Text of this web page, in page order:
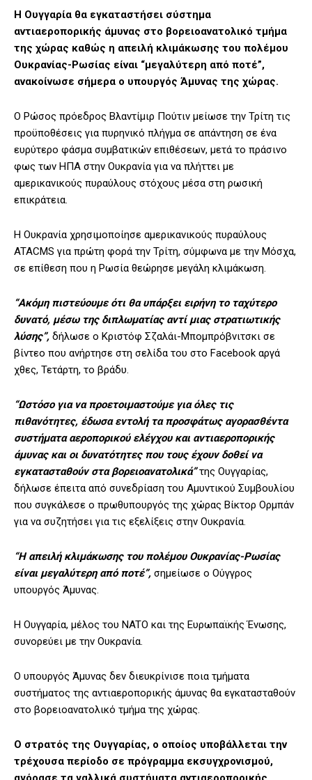
Η Ουγγαρία θα εγκαταστήσει σύστημα
αντιαεροπορικής άμυνας στο βορειοανατολικό τμήμα
της χώρας καθώς η απειλή κλιμάκωσης του πολέμου
Ουκρανίας-Ρωσίας είναι “μεγαλύτερη από ποτέ”,
ανακοίνωσε σήμερα ο υπουργός Άμυνας της χώρας.
Ο Ρώσος πρόεδρος Βλαντίμιρ Πούτιν μείωσε την Τρίτη τις
προϋποθέσεις για πυρηνικό πλήγμα σε απάντηση σε ένα
ευρύτερο φάσμα συμβατικών επιθέσεων, μετά το πράσινο
φως των ΗΠΑ στην Ουκρανία για να πλήττει με
αμερικανικούς πυραύλους στόχους μέσα στη ρωσική
επικράτεια.
Η Ουκρανία χρησιμοποίησε αμερικανικούς πυραύλους
ATACMS για πρώτη φορά την Τρίτη, σύμφωνα με την Μόσχα,
σε επίθεση που η Ρωσία θεώρησε μεγάλη κλιμάκωση.
“Ακόμη πιστεύουμε ότι θα υπάρξει ειρήνη το ταχύτερο
δυνατό, μέσω της διπλωματίας αντί μιας στρατιωτικής
λύσης”, δήλωσε ο Κριστόφ Σζαλάι-Μπομπρόβνιτσκι σε
βίντεο που ανήρτησε στη σελίδα του στο Facebook αργά
χθες, Τετάρτη, το βράδυ.
“Ωστόσο για να προετοιμαστούμε για όλες τις
πιθανότητες, έδωσα εντολή τα προσφάτως αγορασθέντα
συστήματα αεροπορικού ελέγχου και αντιαεροπορικής
άμυνας και οι δυνατότητες που τους έχουν δοθεί να
εγκατασταθούν στα βορειοανατολικά”της Ουγγαρίας,
δήλωσε έπειτα από συνεδρίαση του Αμυντικού Συμβουλίου
που συγκάλεσε ο πρωθυπουργός της χώρας Βίκτορ Ορμπάν
για να συζητήσει για τις εξελίξεις στην Ουκρανία.
“Η απειλή κλιμάκωσης του πολέμου Ουκρανίας-Ρωσίας
είναι μεγαλύτερη από ποτέ”, σημείωσε ο Ούγγρος
υπουργός Άμυνας.
Η Ουγγαρία, μέλος του NATO και της Ευρωπαϊκής Ένωσης,
συνορεύει με την Ουκρανία.
Ο υπουργός Άμυνας δεν διευκρίνισε ποια τμήματα
συστήματος της αντιαεροπορικής άμυνας θα εγκατασταθούν
στο βορειοανατολικό τμήμα της χώρας.
Ο στρατός της Ουγγαρίας, ο οποίος υποβάλλεται την
τρέχουσα περίοδο σε πρόγραμμα εκσυγχρονισμού,